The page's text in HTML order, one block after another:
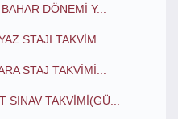
DÖNEMİ Y...
STAJI TAKVİM...
STAJ TAKVİMİ...
SINAV TAKVİMİ(GÜ...